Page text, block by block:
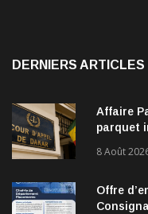
DERNIERS ARTICLES
Affaire
parquet
8 Août
Offre